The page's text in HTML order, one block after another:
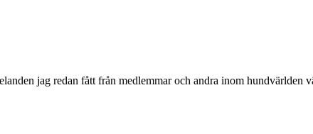
jag redan fått från medlemmar och andra inom hundvärlden